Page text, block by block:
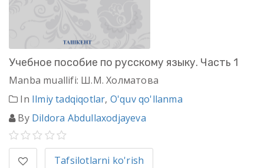
Учебное пособие по русскому языку. Часть 1
Manba muallifi: Ш.М. Холматова
In Ilmiy tadqiqotlar, O'quv qo'llanma
By Dildora Abdullaxodjayeva
Tafsilotlarni ko'rish